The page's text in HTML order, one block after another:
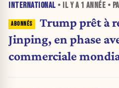
INTERNATIONAL • IL Y A 1 ANNÉE •
Trump prêt à
Jinping, en phase
commerciale